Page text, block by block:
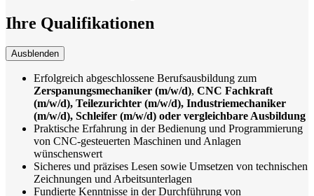
Ihre Qualifikationen
Ausblenden
Erfolgreich abgeschlossene Berufsausbildung zum
Zerspanungsmechaniker (m/w/d), CNC Fachkraft
(m/w/d), Teilezurichter (m/w/d), Industriemechaniker
(m/w/d), Schleifer (m/w/d) oder vergleichbare Ausbildung
Praktische Erfahrung in der Bedienung und Programmierung
von CNC-gesteuerten Maschinen und Anlagen
wünschenswert
Sicheres und präzises Lesen sowie Umsetzen von technischen
Zeichnungen und Arbeitsunterlagen
Fundierte Kenntnisse in der Durchführung von